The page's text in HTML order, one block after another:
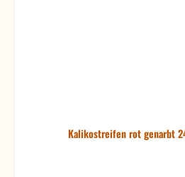
Kalikostreifen rot genarbt